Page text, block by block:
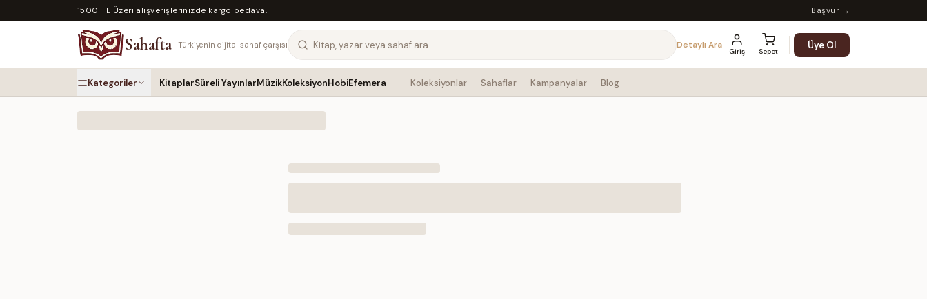
1500 TL Üzeri alışverişlerinizde kargo bedava. Başvur →
Sahafta Türkiye'nin dijital sahaf çarşısı Detaylı Ara
Giriş Sepet
Üye Ol
Kategoriler KitaplarSüreli YayınlarMüzikKoleksiyonHobiEfemera Koleksiyonlar Sahaflar Kampanyalar Blog